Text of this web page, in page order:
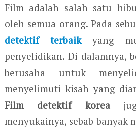
Film adalah salah satu
oleh semua orang. Pada
detektif terbaikyang
penyelidikan. Di dalamnya,
berusaha untuk
menyelimuti kisah yang
Film detektif korea
menyukainya, sebab banyak